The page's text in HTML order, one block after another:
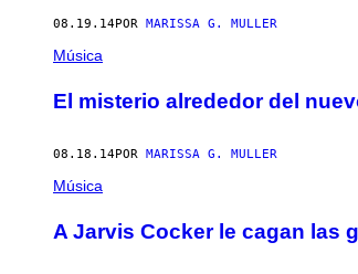
08.19.14POR MARISSA G. MULLER
Música
El misterio alrededor del
08.18.14POR MARISSA G. MULLER
Música
A Jarvis Cocker le cagan las